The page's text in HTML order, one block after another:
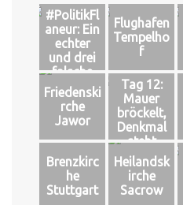
#PolitikFl
aneur: Ein
echter
und drei
falsche
Könige
Flughafen
Tempelho
f
Friedenski
rche
Jawor
Tag 12:
Mauer
bröckelt,
Denkmal
steht
Brenzkirc
he
Stuttgart
Heilandsk
irche
Sacrow